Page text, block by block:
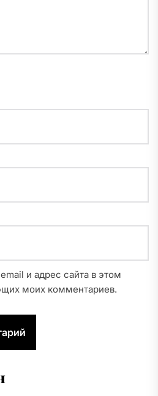
и адрес сайта в этом
моих комментариев.